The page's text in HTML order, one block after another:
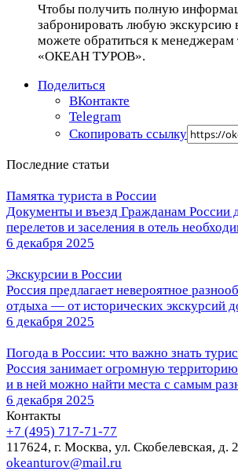
Чтобы получить полную
забронировать любую
можете обратиться к менеджерам
«ОКЕАН ТУРОВ».
Поделиться
ВКонтакте
Telegram
Скопировать ссылку
Последние статьи
Памятка туриста в России
Документы и въезд Гражданам России
перелетов и заселения в отель
6 декабря 2025
Экскурсии в России
Россия предлагает невероятное
отдыха — от исторических экскурсий
6 декабря 2025
Погода в России: что важно знать
Россия занимает огромную
и в ней можно найти места с самым
6 декабря 2025
Контакты
+7 (495) 717-71-77
117624, г. Москва, ул. Скобелевская, д.
okeanturov@mail.ru